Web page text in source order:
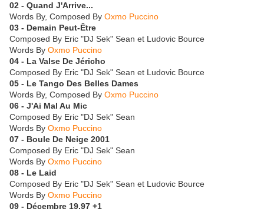
02 - Quand J'Arrive...
Words By, Composed By Oxmo Puccino
03 - Demain Peut-Être
Composed By Eric "DJ Sek" Sean et Ludovic Bource
Words By Oxmo Puccino
04 - La Valse De Jéricho
Composed By Eric "DJ Sek" Sean et Ludovic Bource
05 - Le Tango Des Belles Dames
Words By, Composed By Oxmo Puccino
06 - J'Ai Mal Au Mic
Composed By Eric "DJ Sek" Sean
Words By Oxmo Puccino
07 - Boule De Neige 2001
Composed By Eric "DJ Sek" Sean
Words By Oxmo Puccino
08 - Le Laid
Composed By Eric "DJ Sek" Sean et Ludovic Bource
Words By Oxmo Puccino
09 - Décembre 19.97 +1